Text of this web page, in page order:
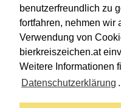
benutzerfreundlich zu
fortfahren, nehmen wir
Verwendung von
bierkreiszeichen.at
Weitere Informationen
Datenschutzerklärung .
Erstellt: 2012-05-23
Links
Impressum
Datenschutzerklärung